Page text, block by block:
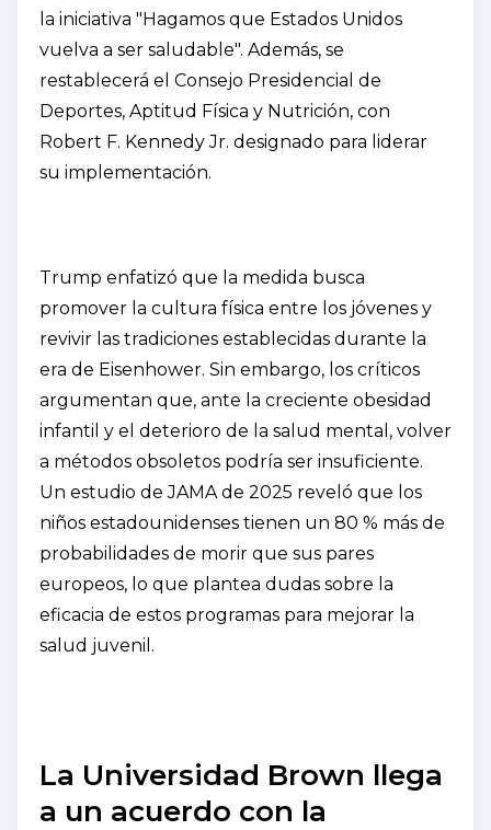
la iniciativa "Hagamos que Estados Unidos
vuelva a ser saludable". Además, se
restablecerá el Consejo Presidencial de
Deportes, Aptitud Física y Nutrición, con
Robert F. Kennedy Jr. designado para liderar
su implementación.
Trump enfatizó que la medida busca
promover la cultura física entre los jóvenes y
revivir las tradiciones establecidas durante la
era de Eisenhower. Sin embargo, los críticos
argumentan que, ante la creciente obesidad
infantil y el deterioro de la salud mental, volver
a métodos obsoletos podría ser insuficiente.
Un estudio de JAMA de 2025 reveló que los
niños estadounidenses tienen un 80 % más de
probabilidades de morir que sus pares
europeos, lo que plantea dudas sobre la
eficacia de estos programas para mejorar la
salud juvenil.
La Universidad Brown llega
a un acuerdo con la